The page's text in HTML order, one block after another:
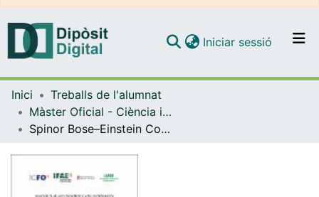
Navega per tot el DD
Com publicar
Iniciar sessió (current)
Inici
Treballs de l'alumnat
Màster Oficial - Ciència i Tecnologia Quàntiques / Quantum Science and Technology
Spinor Bose–Einstein Condensate Magnetometry for Searches in Fundamental Physics